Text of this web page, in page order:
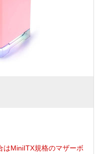
MiniITX規格のマザーボ